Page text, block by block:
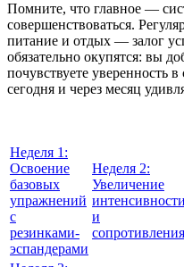
Помните, что главное —
совершенствоваться.
питание и отдых — залог
обязательно окупятся: вы
почувствуете уверенность
сегодня и через месяц
Неделя 1:
Освоение
базовых
упражнений
с
резинками-
эспандерами
Неделя 2:
Увеличение
интенсивности
и
сопротивления